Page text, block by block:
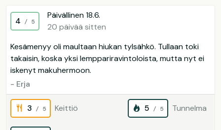
4 / 5
Päivällinen 18.6.
20 päivää sitten
Kesämenyy oli maultaan hiukan tylsähkö. Tullaan toki
takaisin, koska yksi lemppariravintoloista, mutta nyt ei
iskenyt makuhermoon.
- Erja
3 / 5 Keittiö 5 / 5 Tunnelma